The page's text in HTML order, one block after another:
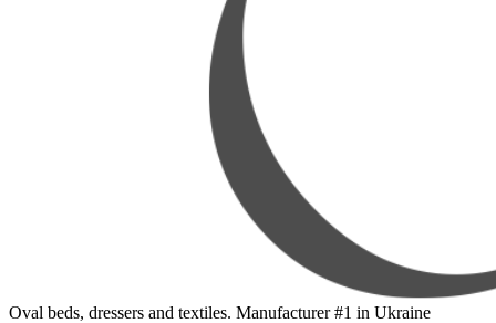
Oval beds, dressers and textiles. Manufacturer #1 in Ukraine